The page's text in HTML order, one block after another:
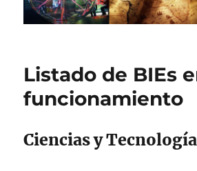
Listado de BIEs
funcionamiento
Ciencias y Tecnología